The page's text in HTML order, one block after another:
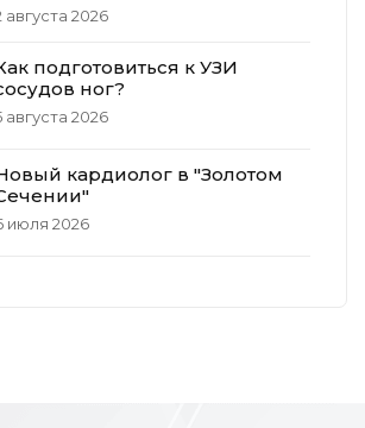
августа 2026
подготовиться к УЗИ
ног?
августа 2026
кардиолог в "Золотом
июля 2026